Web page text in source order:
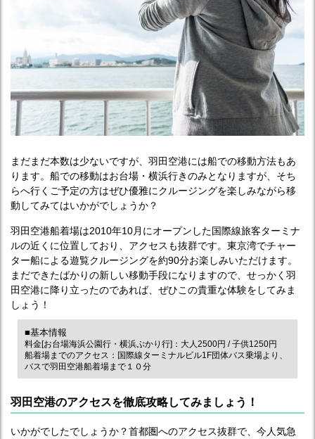
まだまだ本数は少ないですが、羽田空港には船での移動方法もあ
ります。船での移動はお台場・横浜行きのみとなりますが、そち
らへ行くご予定の方はぜひ優雅にクルージングを楽しみながら移
動してみてはいかがでしょうか？
羽田空港船着場は2010年10月にオープンした国際線旅客ターミナ
ルの近くに位置しており、アクセスも抜群です。東京湾でチャー
ター船による遊覧クルージングを約90分お楽しみいただけます。
まだできたばかりの新しい移動手段になりますので、せっかく羽
田空港に降り立ったのであれば、ぜひこの貴重な体験をしてみま
しょう！
■基本情報
料金[お台場海浜公園行・横浜ぷかり行]：大人2500円 / 子供1250円
船着場までのアクセス：国際線ターミナルビル1F団体バス乗場より、
バスで羽田空港船着場まで１０分
羽田空港のアクセスを徹底攻略してみましょう！
いかがでしたでしょうか？首都圏へのアクセス抜群で、今人気急